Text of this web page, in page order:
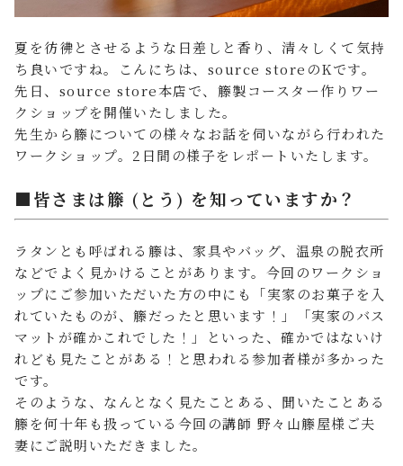
夏を彷彿とさせるような日差しと香り、清々しくて気持
ち良いですね。こんにちは、source storeのKです。
先日、source store本店で、籐製コースター作りワー
クショップを開催いたしました。
先生から籐についての様々なお話を伺いながら行われた
ワークショップ。2日間の様子をレポートいたします。
■皆さまは籐 (とう) を知っていますか？
ラタンとも呼ばれる籐は、家具やバッグ、温泉の脱衣所
などでよく見かけることがあります。今回のワークショ
ップにご参加いただいた方の中にも「実家のお菓子を入
れていたものが、籐だったと思います！」「実家のバス
マットが確かこれでした！」といった、確かではないけ
れども見たことがある！と思われる参加者様が多かった
です。
そのような、なんとなく見たことある、聞いたことある
籐を何十年も扱っている今回の講師 野々山籐屋様ご夫
妻にご説明いただきました。